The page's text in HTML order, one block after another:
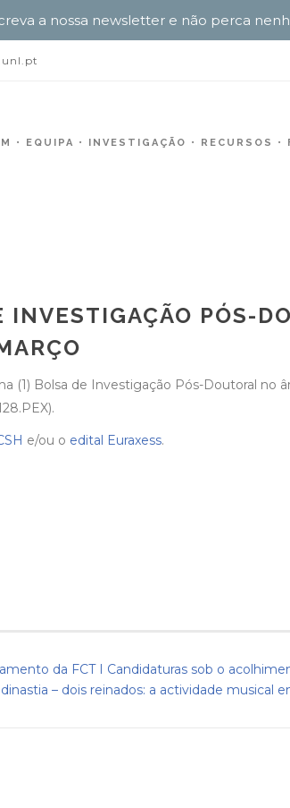
EQUIPA INVESTIGAÇÃO RECURSOS
INVESTIGAÇÃO PÓS-
(1) Bolsa de Investigação Pós-Doutoral no
e/ou o edital Euraxess.
da FCT I Candidaturas sob o
– dois reinados: a actividade musical
a nossa newsletter e não perca